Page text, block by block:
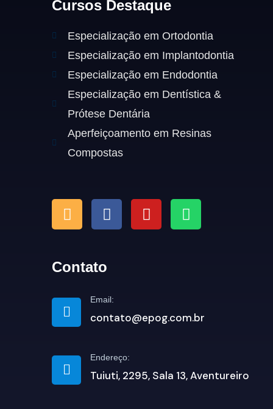
Cursos Destaque
Especialização em Ortodontia
Especialização em Implantodontia
Especialização em Endodontia
Especialização em Dentística &
Prótese Dentária
Aperfeiçoamento em Resinas
Compostas
Contato
Email:
contato@epog.com.br
Endereço:
Tuiuti, 2295, Sala 13, Aventureiro